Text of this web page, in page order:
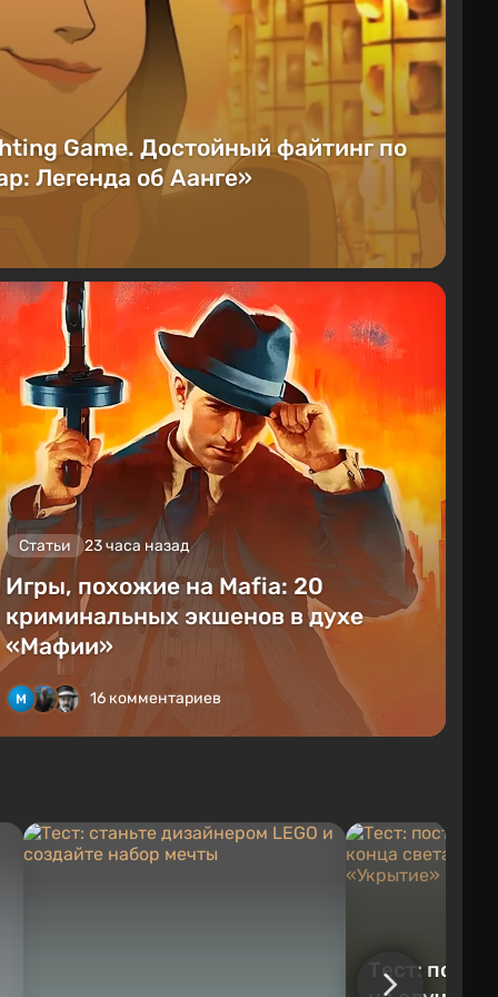
Game. Достойный файтинг по
Легенда об Аанге»
Статьи 23 часа назад
Игры, похожие на Mafia: 20
криминальных экшенов в духе
«Мафии»
16 комментариев
Тест: